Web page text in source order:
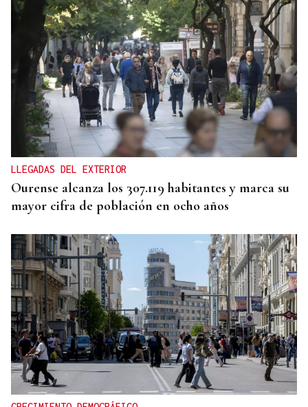
ENTREVISTA
Jorge Vázquez: "Nuestro objetivo a 2028 es crecer
creando valor para el accionista y para el equipo
que lo hace posible"
LLEGADAS DEL EXTERIOR
Ourense alcanza los 307.119 habitantes y marca su
mayor cifra de población en ocho años